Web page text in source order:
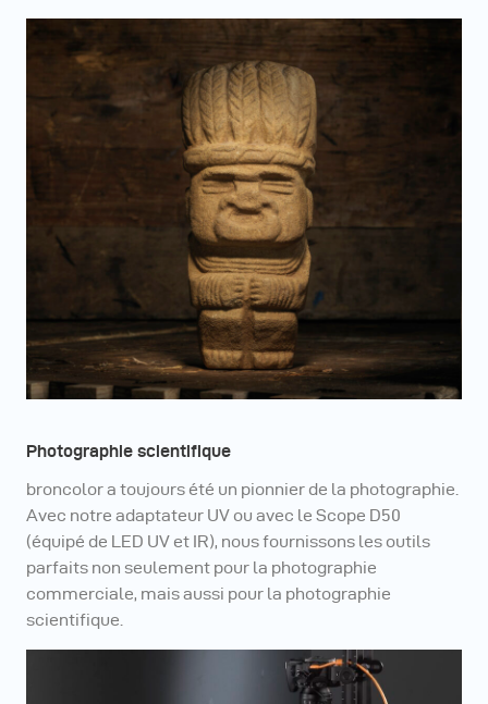
Photographie scientifique
broncolor a toujours été un pionnier de la photographie.
Avec notre adaptateur UV ou avec le Scope D50
(équipé de LED UV et IR), nous fournissons les outils
parfaits non seulement pour la photographie
commerciale, mais aussi pour la photographie
scientifique.